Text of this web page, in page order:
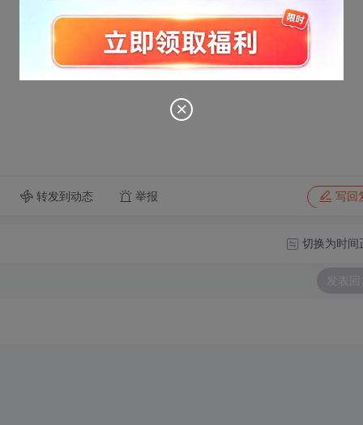
转发到动态 举报 写回
切换为时间
发表回